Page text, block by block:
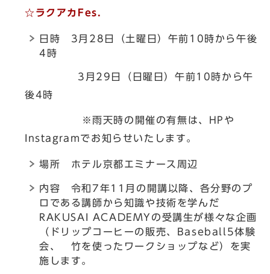
☆ラクアカFes.
日時 3月28日（土曜日）午前10時から午後
4時
3月29日（日曜日）午前10時から午
後4時
※雨天時の開催の有無は、HPや
Instagramでお知らせいたします。
場所 ホテル京都エミナース周辺
内容 令和7年11月の開講以降、各分野のプ
ロである講師から知識や技術を学んだ
RAKUSAI ACADEMYの受講生が様々な企画
（ドリップコーヒーの販売、Baseball5体験
会、 竹を使ったワークショップなど）を実
施します。